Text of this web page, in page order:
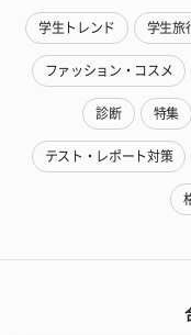
学生トレンド 学生旅
ファッション・コスメ
診断 特集
テスト・レポート対策